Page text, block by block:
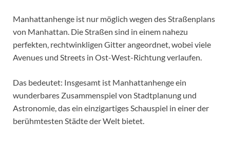
Manhattanhenge ist nur möglich wegen des Straßenplans
von Manhattan. Die Straßen sind in einem nahezu
perfekten, rechtwinkligen Gitter angeordnet, wobei viele
Avenues und Streets in Ost-West-Richtung verlaufen.
Das bedeutet: Insgesamt ist Manhattanhenge ein
wunderbares Zusammenspiel von Stadtplanung und
Astronomie, das ein einzigartiges Schauspiel in einer der
berühmtesten Städte der Welt bietet.